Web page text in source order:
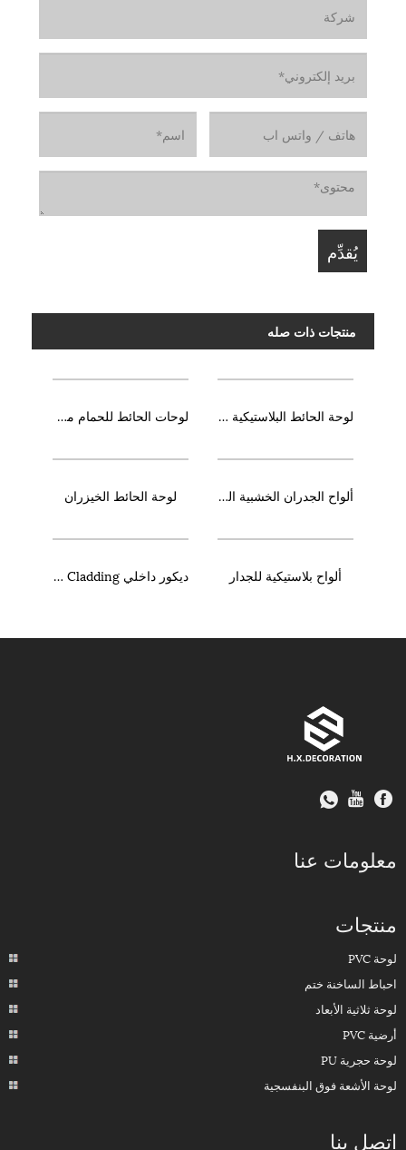
منتجات ذات صله
لوحات الحائط للحمام مقاوم للماء لوحة الحائط البلاستيكية عالية الجودة أقوى
لوحة الحائط الخيزران ألواح الجدران الخشبية الداخلية
ديكور داخلي WPC Cladding ألواح بلاستيكية للجدار
معلومات عنا
منتجات
لوحة PVC
احباط الساخنة ختم
لوحة ثلاثية الأبعاد
أرضية PVC
لوحة حجرية PU
لوحة الأشعة فوق البنفسجية
اتصل بنا